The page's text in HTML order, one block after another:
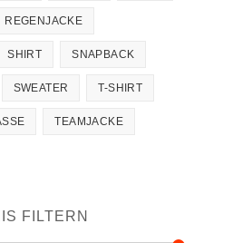
REGENJACKE
SHIRT SNAPBACK
SWEATER T-SHIRT
TEAMJACKE
FILTERN